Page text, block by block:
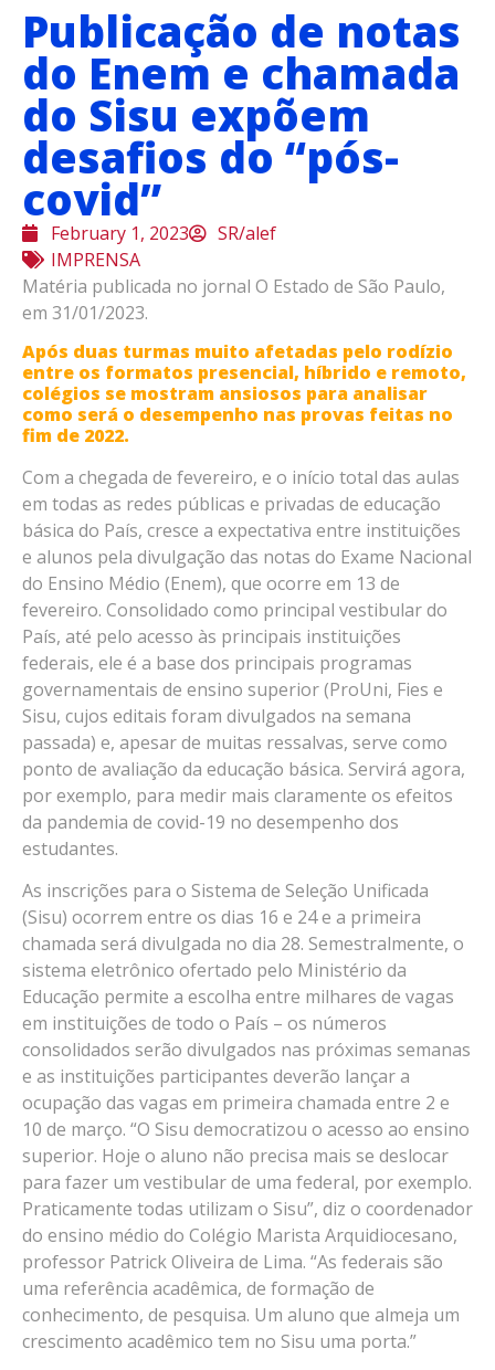
Publicação de notas
do Enem e chamada
do Sisu expõem
desafios do “pós-
covid”
February 1, 2023
SR/alef
IMPRENSA
Matéria publicada no jornal O Estado de São Paulo,
em 31/01/2023.
Após duas turmas muito afetadas pelo rodízio
entre os formatos presencial, híbrido e remoto,
colégios se mostram ansiosos para analisar
como será o desempenho nas provas feitas no
fim de 2022.
Com a chegada de fevereiro, e o início total das aulas
em todas as redes públicas e privadas de educação
básica do País, cresce a expectativa entre instituições
e alunos pela divulgação das notas do Exame Nacional
do Ensino Médio (Enem), que ocorre em 13 de
fevereiro. Consolidado como principal vestibular do
País, até pelo acesso às principais instituições
federais, ele é a base dos principais programas
governamentais de ensino superior (ProUni, Fies e
Sisu, cujos editais foram divulgados na semana
passada) e, apesar de muitas ressalvas, serve como
ponto de avaliação da educação básica. Servirá agora,
por exemplo, para medir mais claramente os efeitos
da pandemia de covid-19 no desempenho dos
estudantes.
As inscrições para o Sistema de Seleção Unificada
(Sisu) ocorrem entre os dias 16 e 24 e a primeira
chamada será divulgada no dia 28. Semestralmente, o
sistema eletrônico ofertado pelo Ministério da
Educação permite a escolha entre milhares de vagas
em instituições de todo o País – os números
consolidados serão divulgados nas próximas semanas
e as instituições participantes deverão lançar a
ocupação das vagas em primeira chamada entre 2 e
10 de março. “O Sisu democratizou o acesso ao ensino
superior. Hoje o aluno não precisa mais se deslocar
para fazer um vestibular de uma federal, por exemplo.
Praticamente todas utilizam o Sisu”, diz o coordenador
do ensino médio do Colégio Marista Arquidiocesano,
professor Patrick Oliveira de Lima. “As federais são
uma referência acadêmica, de formação de
conhecimento, de pesquisa. Um aluno que almeja um
crescimento acadêmico tem no Sisu uma porta.”